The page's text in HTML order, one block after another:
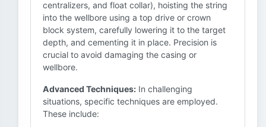
centralizers, and float collar), hoisting the string
into the wellbore using a top drive or crown
block system, carefully lowering it to the target
depth, and cementing it in place. Precision is
crucial to avoid damaging the casing or
wellbore.
Advanced Techniques: In challenging
situations, specific techniques are employed.
These include: